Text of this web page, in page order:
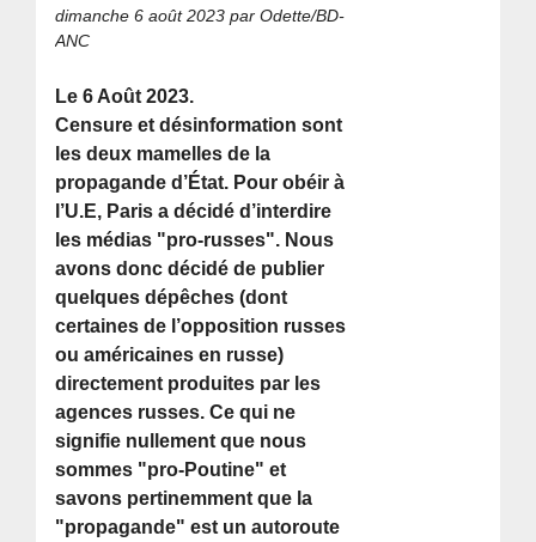
dimanche 6 août 2023 par Odette/BD-
ANC
Le 6 Août 2023.
Censure et désinformation sont
les deux mamelles de la
propagande d’État. Pour obéir à
l’U.E, Paris a décidé d’interdire
les médias "pro-russes". Nous
avons donc décidé de publier
quelques dépêches (dont
certaines de l’opposition russes
ou américaines en russe)
directement produites par les
agences russes. Ce qui ne
signifie nullement que nous
sommes "pro-Poutine" et
savons pertinemment que la
"propagande" est un autoroute